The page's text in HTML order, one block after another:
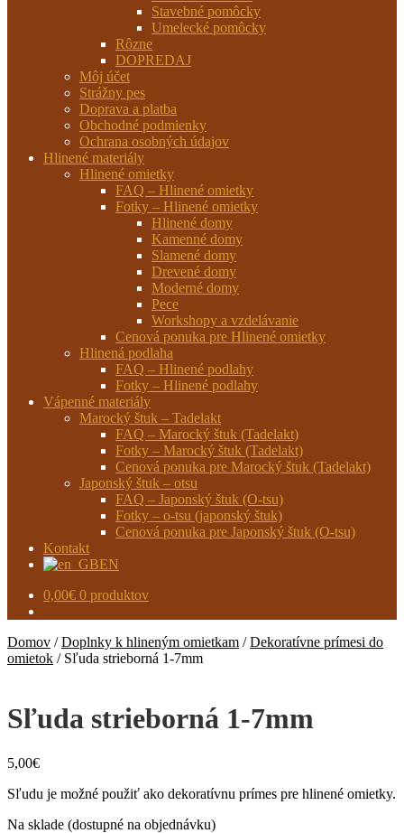
Stavebné pomôcky
Umelecké pomôcky
Rôzne
DOPREDAJ
Môj účet
Strážny pes
Doprava a platba
Obchodné podmienky
Ochrana osobných údajov
Hlinené materiály
Hlinené omietky
FAQ – Hlinené omietky
Fotky – Hlinené omietky
Hlinené domy
Kamenné domy
Slamené domy
Drevené domy
Moderné domy
Pece
Workshopy a vzdelávanie
Cenová ponuka pre Hlinené omietky
Hlinená podlaha
FAQ – Hlinené podlahy
Fotky – Hlinené podlahy
Vápenné materiály
Marocký štuk – Tadelakt
FAQ – Marocký štuk (Tadelakt)
Fotky – Marocký štuk (Tadelakt)
Cenová ponuka pre Marocký štuk (Tadelakt)
Japonský štuk – otsu
FAQ – Japonský štuk (O-tsu)
Fotky – o-tsu (japonský štuk)
Cenová ponuka pre Japonský štuk (O-tsu)
Kontakt
EN
0,00€ 0 produktov
Domov /Doplnky k hlineným omietkam /Dekoratívne prímesi do
omietok / Sľuda strieborná 1-7mm
Sľuda strieborná 1-7mm
5,00€
Sľudu je možné použiť ako dekoratívnu prímes pre hlinené omietky.
Na sklade (dostupné na objednávku)